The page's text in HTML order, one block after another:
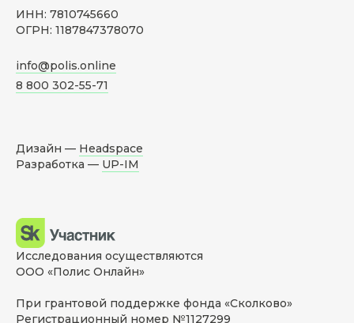
ИНН: 7810745660
ОГРН: 1187847378070
info@polis.online
8 800 302-55-71
Дизайн — Headspace
Разработка — UP-IM
Исследования осуществляются
ООО «Полис Онлайн»
При грантовой поддержке фонда «Сколково»
Регистрационный номер №1127299